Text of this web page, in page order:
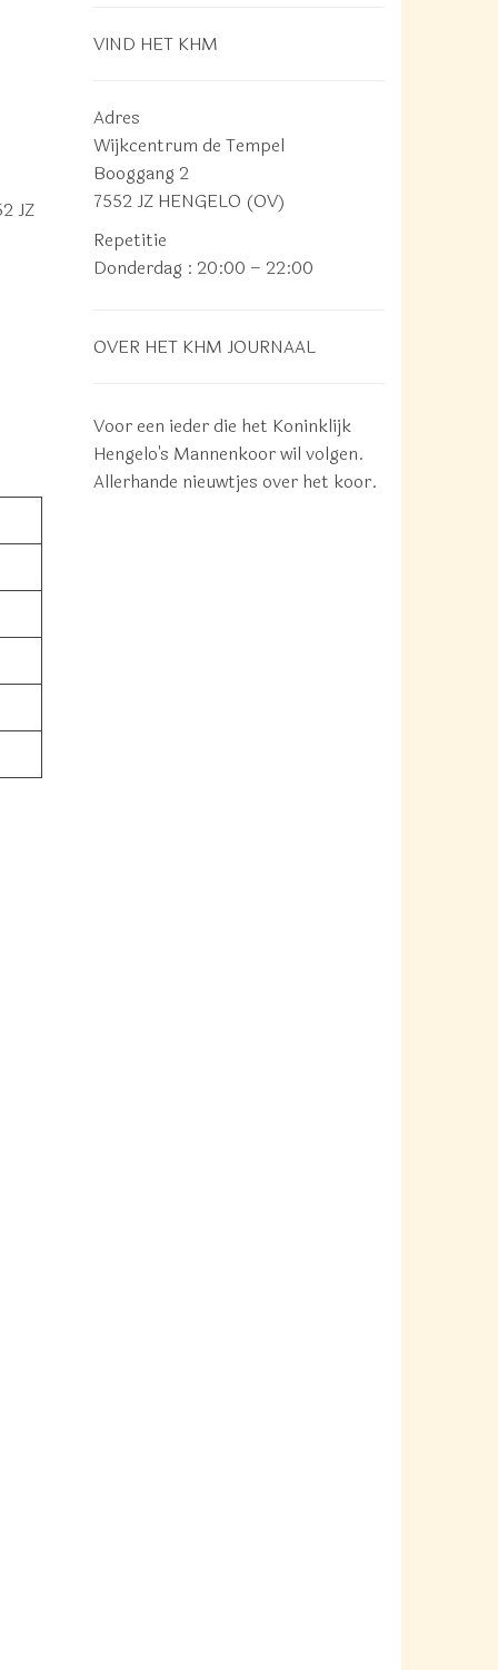
JZ
VIND HET KHM
Adres
Wijkcentrum de Tempel
Booggang 2
7552 JZ HENGELO (OV)
Repetitie
Donderdag : 20:00 – 22:00
OVER HET KHM JOURNAAL
Voor een ieder die het Koninklijk
Hengelo's Mannenkoor wil volgen.
Allerhande nieuwtjes over het koor.